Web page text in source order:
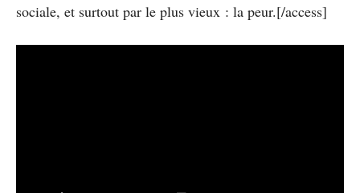
sociale, et surtout par le plus vieux : la peur.[/access]